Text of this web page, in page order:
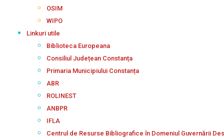
OSIM
WIPO
Linkuri utile
Biblioteca Europeana
Consiliul Județean Constanța
Primaria Municipiului Constanța
ABR
ROLINEST
ANBPR
IFLA
Centrul de Resurse Bibliografice în Domeniul Guvernării